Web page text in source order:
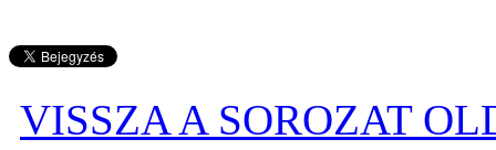
VISSZA A SOROZAT